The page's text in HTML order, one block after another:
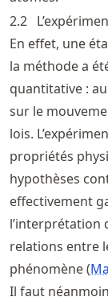
2.2
En effet, une
la méthode a
quantitative :
sur le
lois.
propriétés
hypothèses
effectivement
l’interprétation
relations entre
phénomène
Il faut